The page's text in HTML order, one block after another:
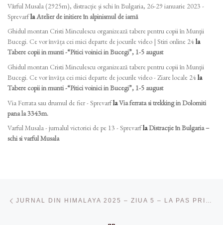
Vârful Musala (2925m), distracție și schi în Bulgaria, 26-29 ianuarie 2023 -
SprevarflaAtelier de initiere în alpinismul de iarnă
Ghidul montan Cristi Minculescu organizează tabere pentru copii în Munţii
Bucegi. Ce vor învăța cei mici departe de jocurile video | Stiri online 24la
Tabere copii in munti -“Pitici voinici in Bucegi”, 1-5 august
Ghidul montan Cristi Minculescu organizează tabere pentru copii în Munţii
Bucegi. Ce vor învăța cei mici departe de jocurile video - Ziare locale 24la
Tabere copii in munti -“Pitici voinici in Bucegi”, 1-5 august
Via Ferrata sau drumul de fier - SprevarflaVia ferrata si trekking in Dolomiti
pana la 3343m.
Varful Musala - jurnalul victoriei de pe 13 - SprevarflaDistracție în Bulgaria –
schi si varful Musala
JURNAL DIN HIMALAYA 2025 – ZIUA 5 – LA PAS PRIN CAPITALA COMUNITĂȚII SHERPA DE LA PESTE 3400M